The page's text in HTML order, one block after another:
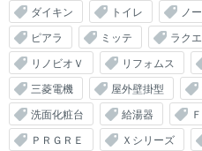
ダイキン
トイレ ノ
ピアラ
ミッテ ラク
リノビオＶ
リフォムス
三菱電機
屋外壁掛型
洗面化粧台
給湯器
ＰＲＧＲＥ
Ｘシリーズ